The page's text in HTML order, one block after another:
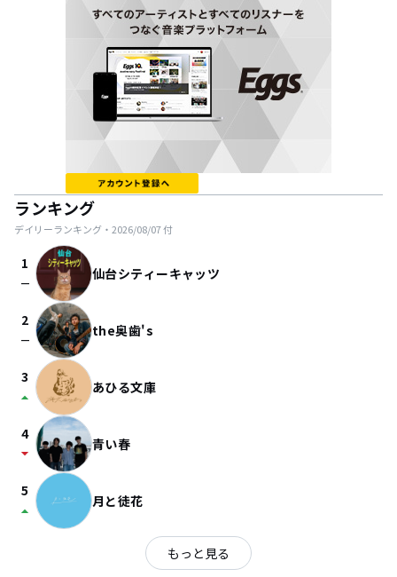
ランキング
デイリーランキング・ 2026/08/07付
1
check_indeterminate_small 仙台シティーキャッツ
2
check_indeterminate_small the奥歯's
3
arrow_drop_up あひる文庫
4
arrow_drop_down 青い春
5
arrow_drop_up 月と徒花
もっと見る